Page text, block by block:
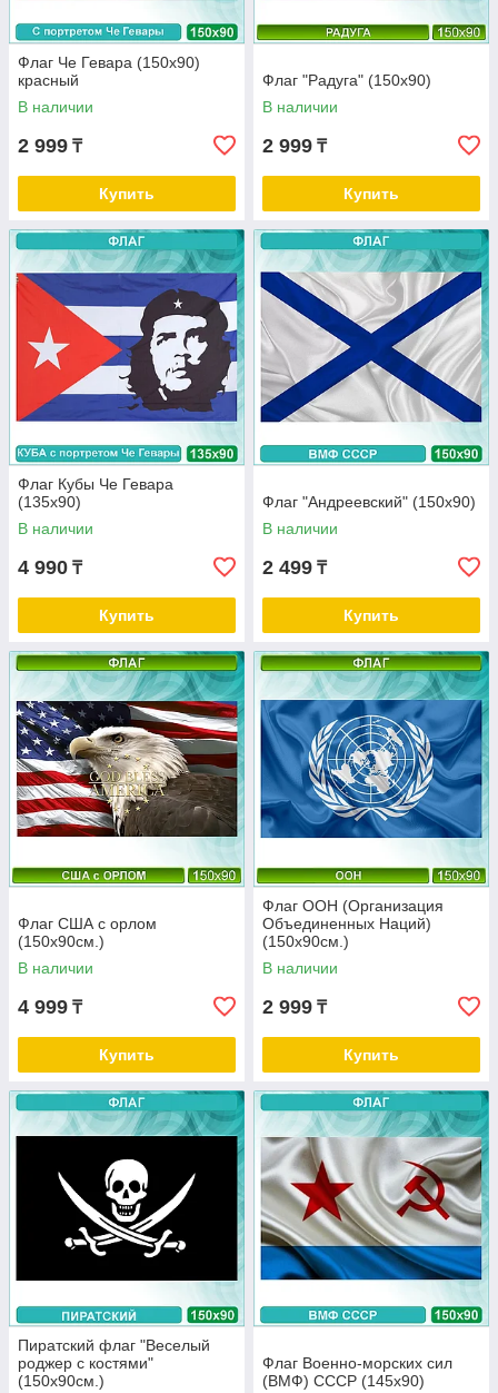
Флаг Че Гевара (150х90)
красный
В наличии
2 999 ₸
Купить
Флаг "Радуга" (150х90)
В наличии
2 999 ₸
Купить
Флаг Кубы Че Гевара
(135х90)
В наличии
4 990 ₸
Купить
Флаг "Андреевский" (150х90)
В наличии
2 499 ₸
Купить
Флаг США с орлом
(150х90см.)
В наличии
4 999 ₸
Купить
Флаг ООН (Организация
Объединенных Наций)
(150х90см.)
В наличии
2 999 ₸
Купить
Пиратский флаг "Веселый
роджер с костями"
(150х90см.)
Флаг Военно-морских сил
(ВМФ) СССР (145х90)